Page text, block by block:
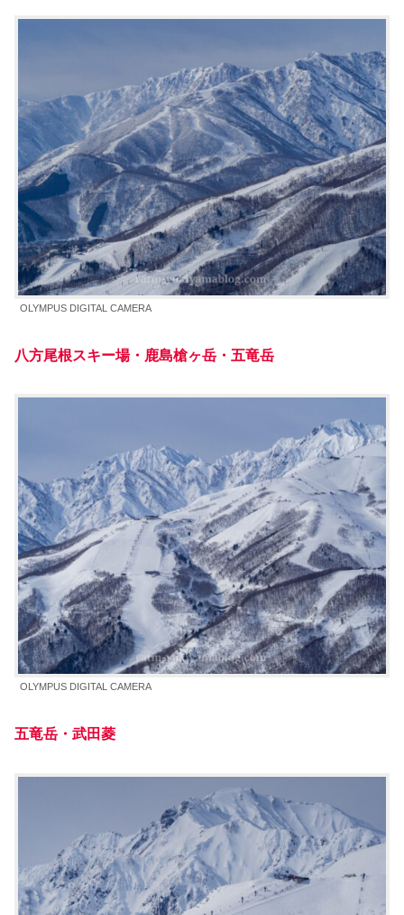
OLYMPUS DIGITAL CAMERA
八方尾根スキー場・鹿島槍ヶ岳 ・ 五竜岳
OLYMPUS DIGITAL CAMERA
五竜岳・武田菱